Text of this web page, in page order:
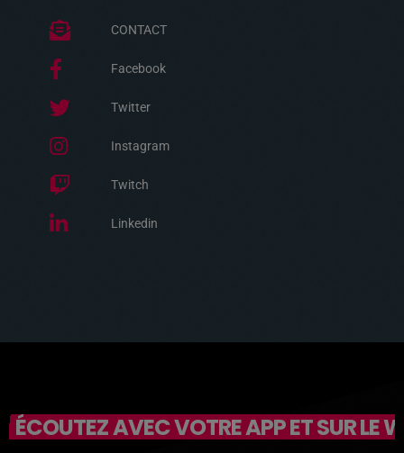
CONTACT
Facebook
Twitter
Instagram
Twitch
Linkedin
ÉCOUTEZ AVEC VOTRE APP ET SUR LE